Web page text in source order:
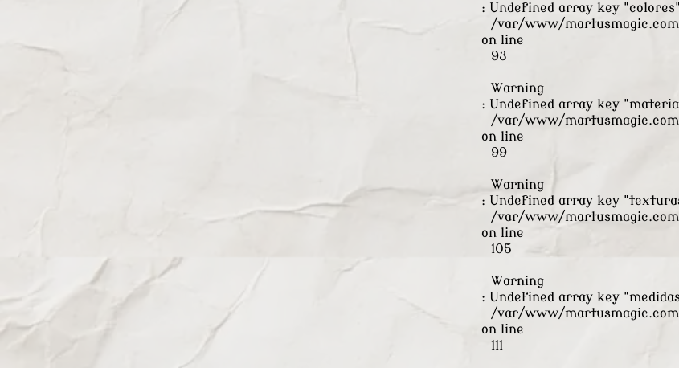
: Undefined array key
/var/www/
on line
93
Warning
: Undefined array key
/var/www/
on line
99
Warning
: Undefined array key
/var/www/
on line
105
Warning
: Undefined array key
/var/www/
on line
111